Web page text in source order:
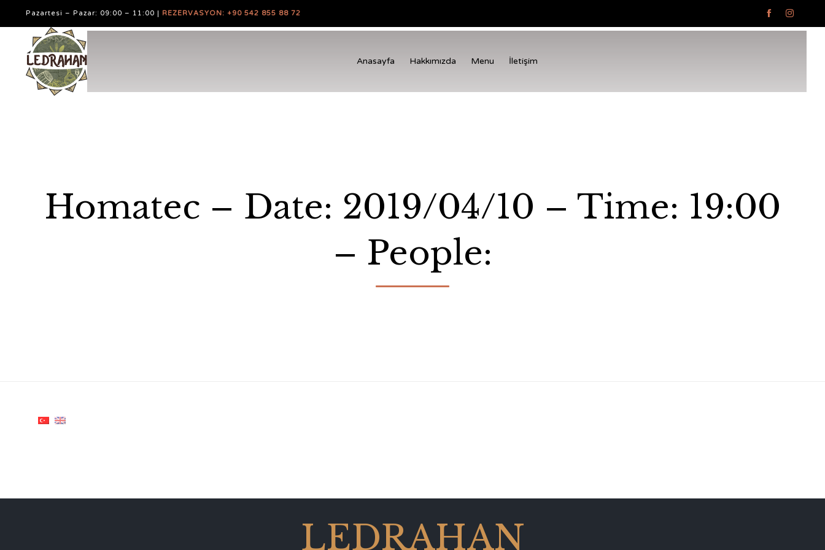
Pazartesi – Pazar: 09:00 – 11:00 | REZERVASYON: +90 542 855 88 72  
Anasayfa Hakkımızda Menu İletişim
Homatec – Date: 2019/04/10 – Time: 19:00
– People:
LEDRAHAN